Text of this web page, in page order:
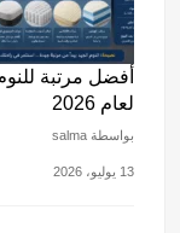
أفضل مرتبة
لعام 2026
بواسطة salma
13 يوليو، 2026